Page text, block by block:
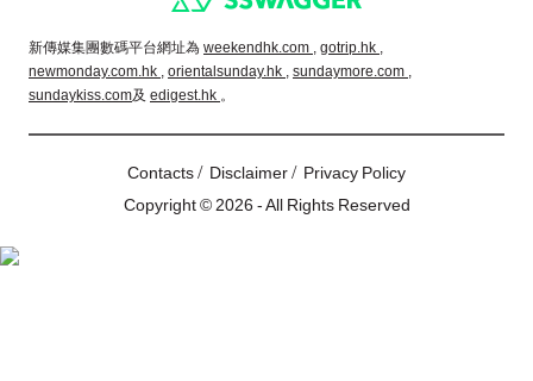
新傳媒集團數碼平台網址為 weekendhk.com , gotrip.hk ,
newmonday.com.hk , orientalsunday.hk , sundaymore.com ,
sundaykiss.com及 edigest.hk 。
Contacts/ Disclaimer/ Privacy Policy
Copyright © 2026 - All Rights Reserved